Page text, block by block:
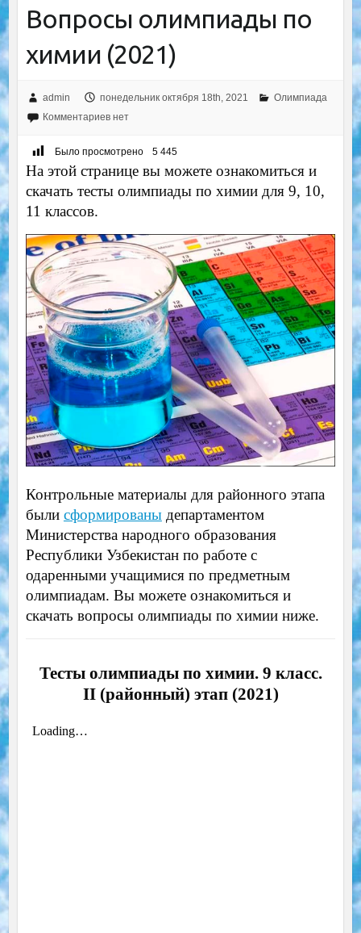
Вопросы олимпиады по
химии (2021)
admin понедельник октября 18th, 2021
Олимпиада
Комментариев нет
Было просмотрено 5 445
На этой странице вы можете ознакомиться и
скачать тесты олимпиады по химии для 9, 10,
11 классов.
Контрольные материалы для районного этапа
были сформированыдепартаментом
Министерства народного образования
Республики Узбекистан по работе с
одаренными учащимися по предметным
олимпиадам. Вы можете ознакомиться и
скачать вопросы олимпиады по химии ниже.
Тесты олимпиады по химии. 9 класс.
II (районный) этап (2021)